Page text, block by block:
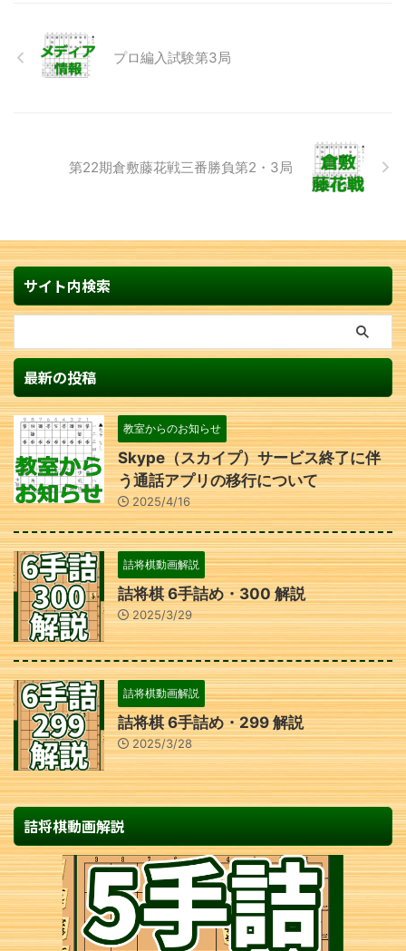
プロ編入試験第3局
第22期倉敷藤花戦三番勝負第2・3局
サイト内検索
最新の投稿
教室からのお知らせ
Skype（スカイプ）サービス終了に伴
う通話アプリの移行について
2025/4/16
詰将棋動画解説
詰将棋 6手詰め・300 解説
2025/3/29
詰将棋動画解説
詰将棋 6手詰め・299 解説
2025/3/28
詰将棋動画解説